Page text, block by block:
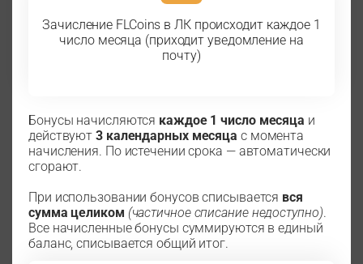
Зачисление FLCoins в ЛК происходит каждое 1
число месяца (приходит уведомление на
почту)
Бонусы начисляются каждое 1 число месяца и
действуют 3 календарных месяца с момента
начисления. По истечении срока — автоматически
сгорают.
При использовании бонусов списывается вся
сумма целиком (частичное списание недоступно).
Все начисленные бонусы суммируются в единый
баланс, списывается общий итог.